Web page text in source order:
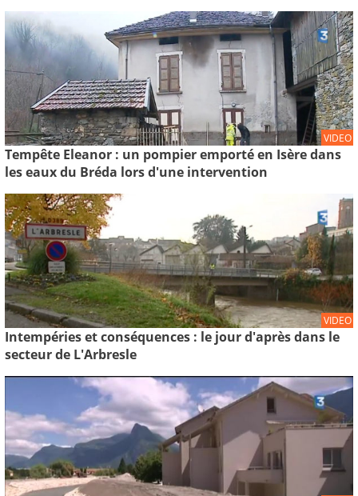
VIDEO
Tempête Eleanor : un pompier emporté en Isère dans
les eaux du Bréda lors d'une intervention
VIDEO
Intempéries et conséquences : le jour d'après dans le
secteur de L'Arbresle